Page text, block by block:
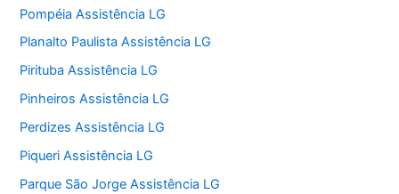
Pompéia Assistência LG
Planalto Paulista Assistência LG
Pirituba Assistência LG
Pinheiros Assistência LG
Perdizes Assistência LG
Piqueri Assistência LG
Parque São Jorge Assistência LG